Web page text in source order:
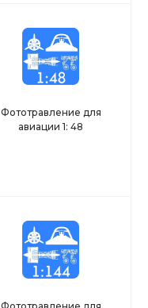
Фототравление для
авиации 1: 48